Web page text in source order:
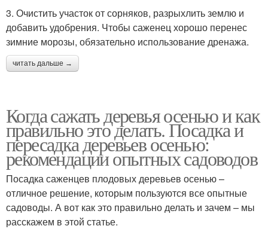
3. Очистить участок от сорняков, разрыхлить землю и
добавить удобрения. Чтобы саженец хорошо перенес
зимние морозы, обязательно использование дренажа.
читать дальше →
Когда сажать деревья осенью и как
правильно это делать. Посадка и
пересадка деревьев осенью:
рекомендации опытных садоводов
Посадка саженцев плодовых деревьев осенью –
отличное решение, которым пользуются все опытные
садоводы. А вот как это правильно делать и зачем – мы
расскажем в этой статье.